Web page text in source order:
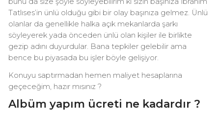
Tatlıses’in ünlü olduğu gibi bir olay başınıza gelmez. Ünlü
olanlar da genellikle halka açık mekanlarda şarkı
söyleyerek yada önceden ünlü olan kişiler ile birlikte
gezip adını duyurdular. Bana tepkiler gelebilir ama
bence bu piyasada bu işler böyle gelişiyor.
Konuyu saptırmadan hemen maliyet hesaplarına
geçeceğim, hazır mısınız ?
Albüm yapım ücreti ne kadardır ?